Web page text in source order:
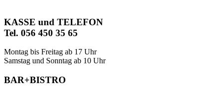
KASSE und TELEFON
Tel. 056 450 35 65
Montag bis Freitag ab 17 Uhr
Samstag und Sonntag ab 10 Uhr
BAR+BISTRO